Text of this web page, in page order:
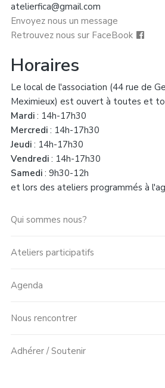
atelierfica@gmail.com
Envoyez nous un message
Retrouvez nous sur FaceBook
Horaires
Le local de l'association (44 rue de
Meximieux) est ouvert à toutes et
Mardi: 14h-17h30
Mercredi: 14h-17h30
Jeudi: 14h-17h30
Vendredi: 14h-17h30
Samedi: 9h30-12h
et lors des ateliers programmés à
Qui sommes nous?
Ateliers participatifs
Agenda
Nous rencontrer
Adhérer / Soutenir